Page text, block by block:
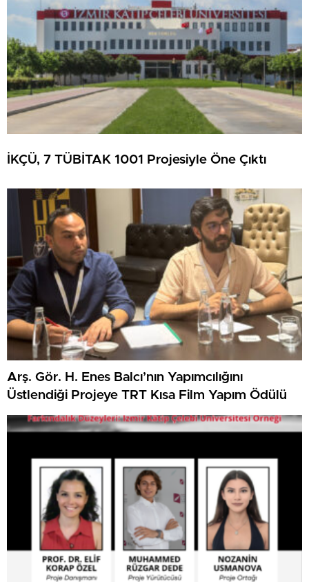
İKÇÜ, 7 TÜBİTAK 1001 Projesiyle Öne Çıktı
Arş. Gör. H. Enes Balcı’nın Yapımcılığını
Üstlendiği Projeye TRT Kısa Film Yapım Ödülü